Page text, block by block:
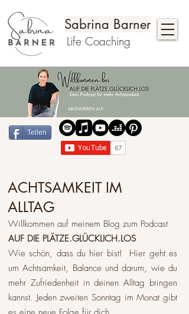
Sabrina Barner
Life Coaching
Teilen
ACHTSAMKEIT IM
ALLTAG
Willkommen auf meinem Blog zum Podcast
AUF DIE PLÄTZE.GLÜCKLICH.LOS
Wie schön, dass du hier bist! Hier geht es
um Achtsamkeit, Balance und darum, wie du
mehr Zufriedenheit in deinen Alltag bringen
kannst. Jeden zweiten Sonntag im Monat gibt